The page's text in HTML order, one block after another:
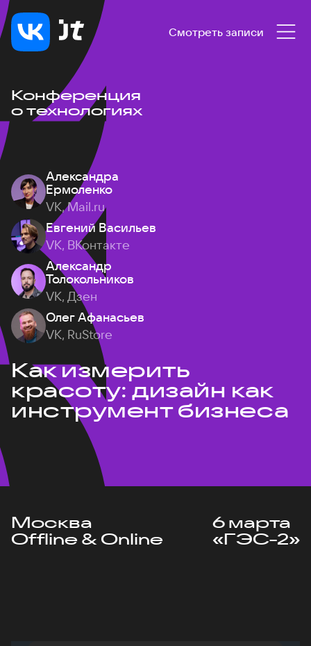
Смотреть записи
Конференция
о технологиях
Александра
Ермоленко
VK, Mail.ru
Евгений Васильев
VK, ВКонтакте
Александр
Толокольников
VK, Дзен
Олег Афанасьев
VK, RuStore
Как измерить
красоту: дизайн как
инструмент бизнеса
Москва
Offline & Online
6 марта
«ГЭС-2»